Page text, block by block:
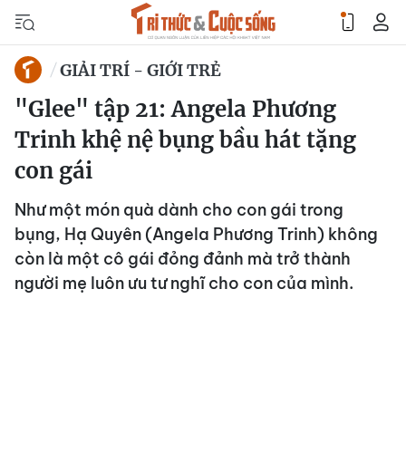
GIẢI TRÍ - GIỚI TRẺ
"Glee" tập 21: Angela Phương
Trinh khệ nệ bụng bầu hát tặng
con gái
Như một món quà dành cho con gái trong
bụng, Hạ Quyên (Angela Phương Trinh) không
còn là một cô gái đỏng đảnh mà trở thành
người mẹ luôn ưu tư nghĩ cho con của mình.